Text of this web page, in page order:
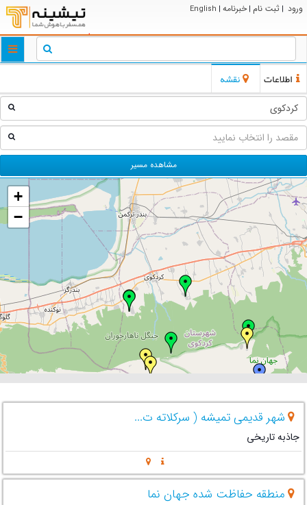
ورود | ثبت نام | خبرنامه |
English
اطلاعات نقشه
مشاهده مسیر
+
−
شهر قدیمی تمیشه ( سرکلاته ت...
جاذبه تاریخی
منطقه حفاظت شده جهان نما